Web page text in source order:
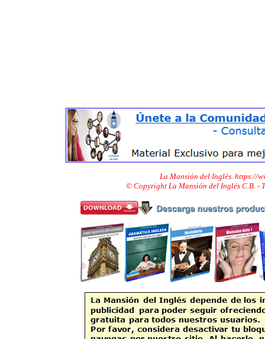
La Mansión del Inglés. https://
© Copyright La Mansión del Inglés C.B. -